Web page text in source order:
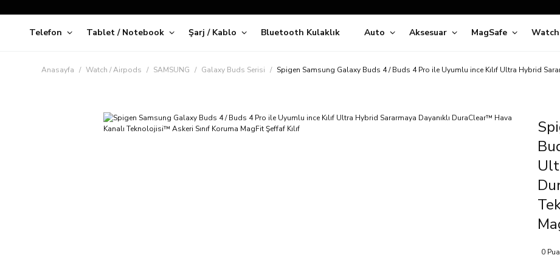
Siparişleriniz
5 İş Günü İçerisinde Kargoda!
Kapıda Ödeme Kolaylığı, Kredi Kartı ile Taksitli Hızlı ve Güvenli Alışveriş!
Süper İndirimli Fiyatlar
Telefon Tablet / Notebook Şarj / Kablo Bluetooth Kulaklık Auto Aksesuar MagSafe
Anasayfa Watch / Airpods SAMSUNG Galaxy Buds Serisi Spigen Samsung Galaxy Buds 4 / Buds 4 Pro ile Uyumlu ince Kılıf Ultra Hybrid
0